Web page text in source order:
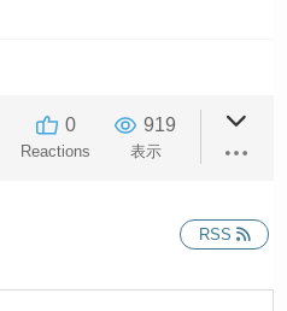
0
Reactions
919
表示
RSS